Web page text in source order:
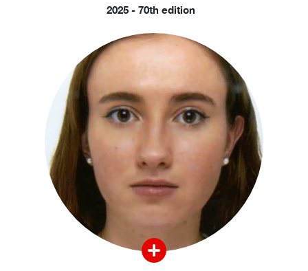
2025 - 70th edition